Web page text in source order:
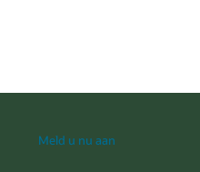
Meld u nu aan